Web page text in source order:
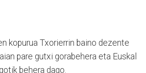
kopurua Txorierrin baino dezente
pare gutxi gorabehera eta Euskal
behera dago.